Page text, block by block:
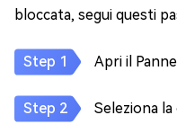
bloccata, segui questi
Apri il
Seleziona